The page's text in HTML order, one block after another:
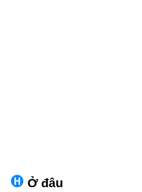
Ở đâu